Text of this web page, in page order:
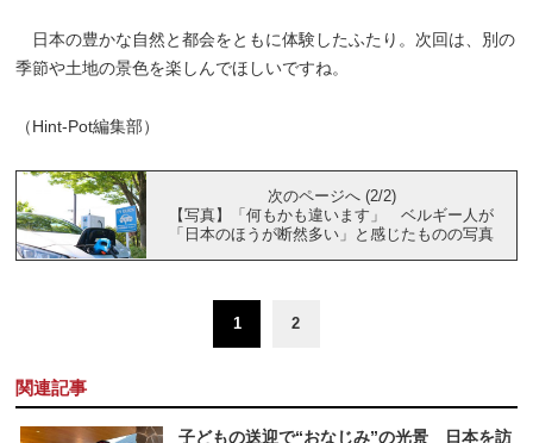
日本の豊かな自然と都会をともに体験したふたり。次回は、別の
季節や土地の景色を楽しんでほしいですね。
（Hint-Pot編集部）
次のページへ (2/2)
【写真】「何もかも違います」 ベルギー人が
「日本のほうが断然多い」と感じたものの写真
1 2
関連記事
子どもの送迎で“おなじみ”の光景 日本を訪